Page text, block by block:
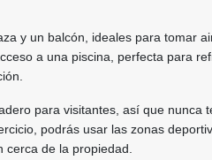
y un balcón, ideales para tomar
a una piscina, perfecta para
para visitantes, así que nunca
podrás usar las zonas
de la propiedad.